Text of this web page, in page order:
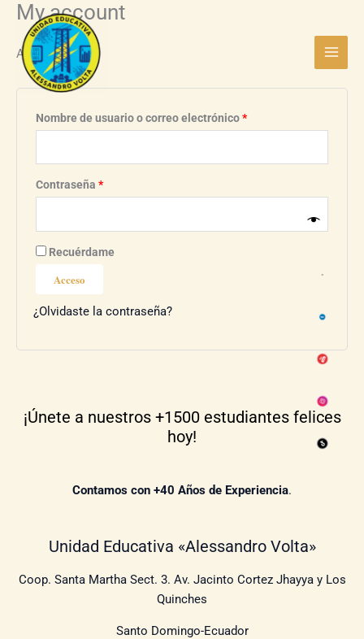
contenido
Menu
My account
Acceder
Nombre de usuario o correo electrónico*
Contraseña *
Obligatorio
Recuérdame
Acceso
¿Olvidaste la contraseña?
¡Únete a nuestros +1500 estudiantes felices
hoy!
Contamos con +40 Años de Experiencia.​
Unidad Educativa «Alessandro Volta»
Coop. Santa Martha Sect. 3. Av. Jacinto Cortez Jhayya y Los
Quinches
Santo Domingo-Ecuador